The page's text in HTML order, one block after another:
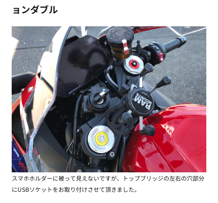
ョンダブル
スマホホルダーに被って見えないですが、トップブリッジの左右の穴部分
にUSBソケットをお取り付けさせて頂きました。